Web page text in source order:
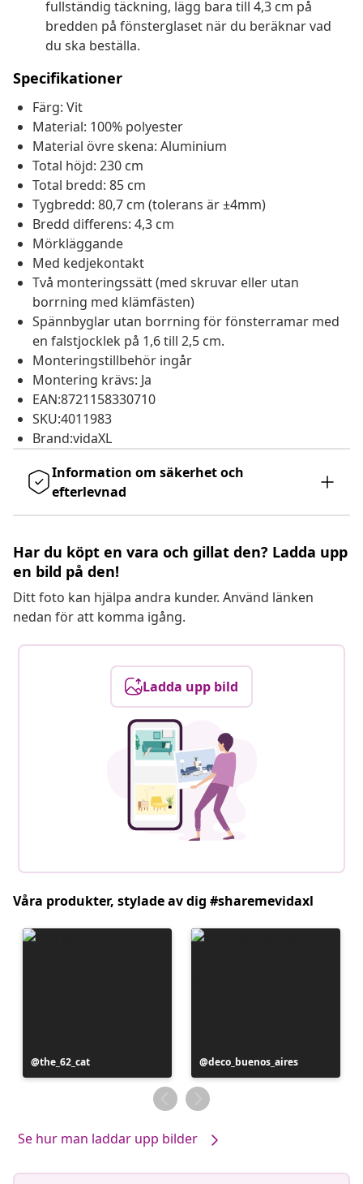
fullständig täckning, lägg bara till 4,3 cm på
bredden på fönsterglaset när du beräknar vad
du ska beställa.
Specifikationer
Färg: Vit
Material: 100% polyester
Material övre skena: Aluminium
Total höjd: 230 cm
Total bredd: 85 cm
Tygbredd: 80,7 cm (tolerans är ±4mm)
Bredd differens: 4,3 cm
Mörkläggande
Med kedjekontakt
Två monteringssätt (med skruvar eller utan
borrning med klämfästen)
Spännbyglar utan borrning för fönsterramar med
en falstjocklek på 1,6 till 2,5 cm.
Monteringstillbehör ingår
Montering krävs: Ja
EAN:8721158330710
SKU:4011983
Brand:vidaXL
Information om säkerhet och
efterlevnad
Har du köpt en vara och gillat den? Ladda upp
en bild på den!
Ditt foto kan hjälpa andra kunder. Använd länken
nedan för att komma igång.
Ladda upp bild
Våra produkter, stylade av dig #sharemevidaxl
Inlägg
publicerat
the_62_cat
Inlägg
publicerat
av
deco_buenos_aires
Se hur man laddar upp bilder